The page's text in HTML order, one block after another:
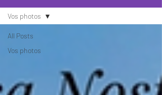
All Posts
Vos photos
Vos photos